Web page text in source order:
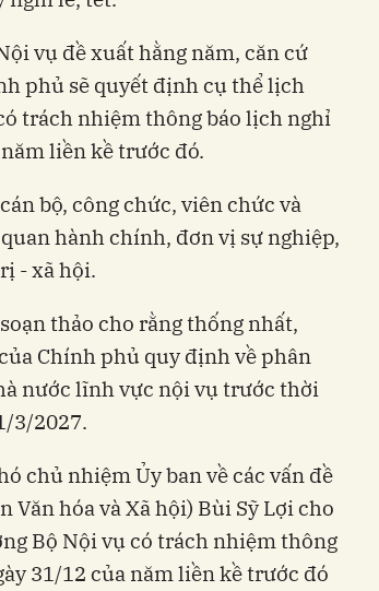
vụ đề xuất hằng năm, căn cứ
phủ sẽ quyết định cụ thể lịch
trách nhiệm thông báo lịch nghỉ
liền kề trước đó.
bộ, công chức, viên chức và
hành chính, đơn vị sự nghiệp,
- xã hội.
thảo cho rằng thống nhất,
Chính phủ quy định về phân
nước lĩnh vực nội vụ trước thời
3/2027.
chủ nhiệm Ủy ban về các vấn đề
Văn hóa và Xã hội) Bùi Sỹ Lợi cho
Bộ Nội vụ có trách nhiệm thông
31/12 của năm liền kề trước đó